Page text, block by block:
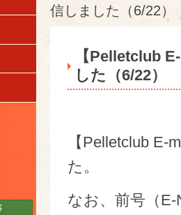
信しました（6/22）
【Pelletclub
した（6/22）
【Pelletclub
た。
なお、前号（